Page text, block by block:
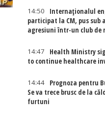
14:50
Internaţionalul
participat la CM, pus sub
agresiuni într-un club de
14:47
Health Ministry
to continue healthcare
14:44
Prognoza pentru
Se va trece brusc de la
furtuni